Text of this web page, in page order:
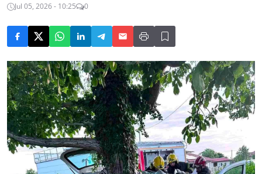
Jul 05, 2026 - 10:25 0